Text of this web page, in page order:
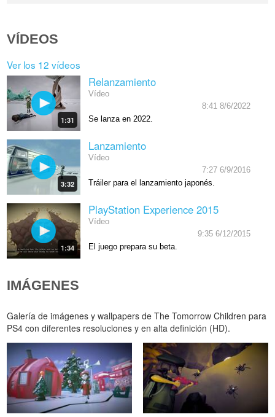
VÍDEOS
Ver los 12 vídeos
1:31
Relanzamiento
Vídeo
8:41 8/6/2022
Se lanza en 2022.
3:32
Lanzamiento
Vídeo
7:27 6/9/2016
Tráiler para el lanzamiento japonés.
1:34
PlayStation Experience 2015
Vídeo
9:35 6/12/2015
El juego prepara su beta.
IMÁGENES
Galería de imágenes y wallpapers de The Tomorrow Children para
PS4 con diferentes resoluciones y en alta definición (HD).